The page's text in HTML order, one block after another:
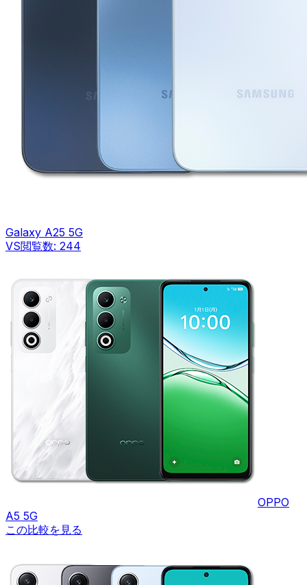
Galaxy A25 5G
VS閲覧数: 244
OPPO
A5 5G
この比較を見る